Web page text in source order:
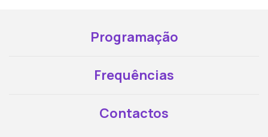
Programação
Frequências
Contactos